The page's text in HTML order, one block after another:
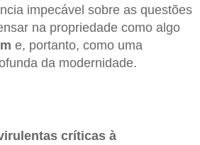
impecável sobre as questões
na propriedade como algo
e, portanto, como uma
da modernidade.
críticas à